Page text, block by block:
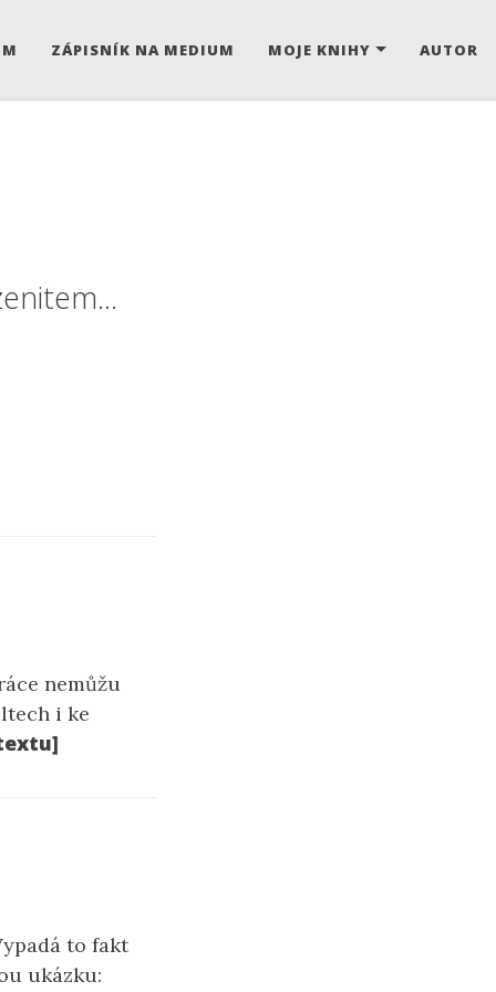
ZÁPISNÍK NA MEDIUM MOJE KNIHY AUTOR
nemůžu
i ke
to fakt
ukázku: